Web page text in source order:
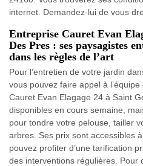
internet. Demandez-lui de vous
Entreprise Cauret Evan
Des Pres : ses paysagistes
dans les règles de l’art
Pour l’entretien de votre jardin
vous pouvez faire appel à
Cauret Evan Elagage 24 à Saint
disponibles en cours semaine,
pour tondre votre pelouse, tailler
arbres. Ses prix sont accessibles
pouvez profiter d’une tarification
des interventions régulières. Pour